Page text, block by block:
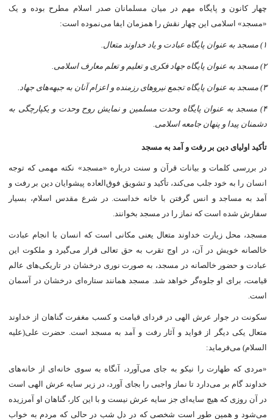
چهار کانون و پایگاه مهم در میان مسلمانان صدر اسلام مطرح بوده و یک
«مسجد» اسلامى این چهار نقش را همزمان ایفا می‌نموده است:
۱) مسجد به عنوان پایگاه عبادت و یاد خداوند متعال.
۲) مسجد به عنوان پایگاه جهاد فکرى و تعلیم و تعلم معارف اسلامی.
۳) مسجد به عنوان پایگاه تجمع نیروهاى رزمنده و اعزام آنان به جبهه‌هاى جهاد.
۴) مسجد به عنوان پایگاه وحدت مسلمین و نمایش روح وحدت و یکپارچگى به
دشمنان پیدا و پنهان جامعه اسلامی
تأکید اولیاى دین بر رفت و آمد به مسجد
در بررسى کلمات و بیانات قرآن و سنت درباره «مسجد» نکته مهمى که توجه
انسان را به خود جلب می‌کند، تأکید و تشویق فوق‌العاده پیشوایان دین بر رفت و
آمد به مساجد و انس گرفتن با خانه خداست. در شرع مقدس اسلام، بسیار
سفارش شده است که نماز را در مسجد بخوانند.
مسجد، محل زیارت خداوند متعال یعنى مکانى است که انسان با انجام عبادت
خالصانه خویش در آن، در اوج تقرب به حق تعالى قرار می‌گیرد و ملکوت این
عبادت و حضور خالصانه در مسجد، به صورت نورى درخشان در تاریکی‌هاى عالم
قیامت، براى او جلوه‌گر خواهد شد. مسجد همانند ستاره‌اى درخشان در آسمان
است.
سکونت در جوار عرش الهى در فرداى قیامت و کسب مغفرت گناهان از خداوند
متعال یکى دیگر از فواید و آثار رفت و آمد به مسجد است. حضرت على(علیه
السلام) می‌فرماید:
«مردی که طهارت را نیکو به جاى می‌آورد، آنگاه به سوى خانه‌اى از خانه‌هاى
خداوند گام بر می‌دارد تا نماز واجبى را بجاى آورد، در زیر سایه عرش الهى است
در آن روزى که هیچ سایه‌اى جز سایه عرش نیست و با این کار، گناهان او آمرزیده
می‌شود و همین طور است شخصى که در دل شب در حالى که مردم به خواب